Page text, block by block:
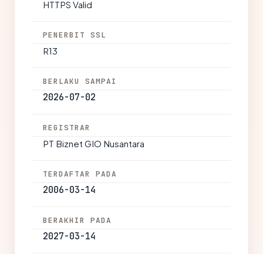
HTTPS Valid
PENERBIT SSL
R13
BERLAKU SAMPAI
2026-07-02
REGISTRAR
PT Biznet GIO Nusantara
TERDAFTAR PADA
2006-03-14
BERAKHIR PADA
2027-03-14